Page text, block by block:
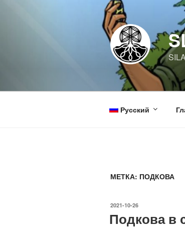
Русский
МЕТКА: ПОДКОВА
ОПУБЛИКОВАНО
2021-10-26
Подкова в